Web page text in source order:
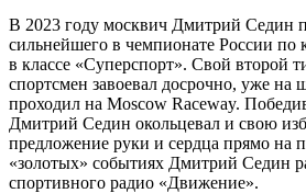
В 2023 году москвич Дмитрий Седин
сильнейшего в чемпионате России по
в классе «Суперспорт». Свой второй
спортсмен завоевал досрочно, уже на
проходил на Moscow Raceway.
Дмитрий Седин окольцевал и свою
предложение руки и сердца прямо на
«золотых» событиях Дмитрий Седин
спортивного радио «Движение».